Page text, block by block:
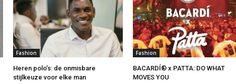
Fashion
Heren polo’s: de onmisbare
stijlkeuze voor elke man
Fashion
BACARDÍ® x PATTA: DO WHAT
MOVES YOU